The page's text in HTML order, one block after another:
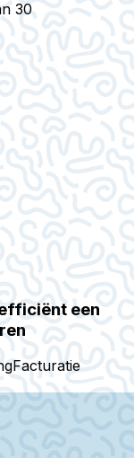
30
een
Facturatie